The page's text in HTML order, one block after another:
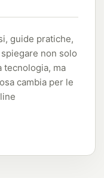
guide pratiche,
non solo
tecnologia, ma
cambia per le